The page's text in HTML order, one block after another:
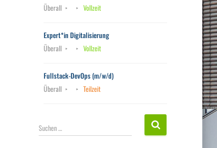
Überall
Vollzeit
Expert*in Digitalisierung
Überall
Vollzeit
Fullstack-DevOps (m/w/d)
Überall
Teilzeit
S
u
Suchen …